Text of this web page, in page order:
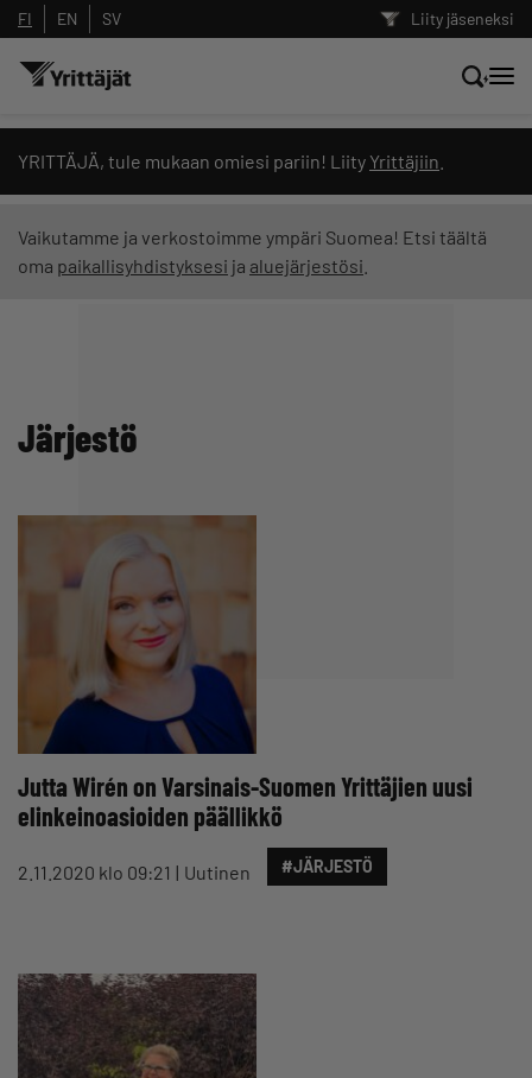
Liity jäseneksi
FI EN SV
YRITTÄJÄ, tule mukaan omiesi pariin! Liity Yrittäjiin
Vaikutamme ja verkostoimme ympäri Suomea! Etsi täältä
oma paikallisyhdistyksesi ja aluejärjestösi
Järjestö
Jutta Wirén on Varsinais-Suomen Yrittäjien uusi
elinkeinoasioiden päällikkö
2.11.2020 klo 09:21 Uutinen #JÄRJESTÖ
Hae sivustolta tai kysy suoraan
Yrittäjien tekoälyltä